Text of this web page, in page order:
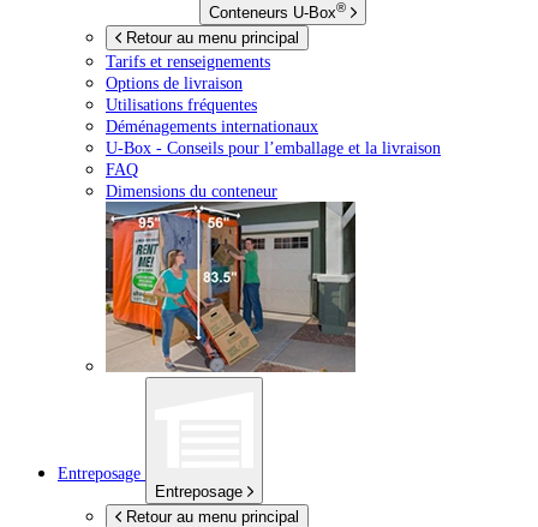
Conteneurs U-Box®
Retour au menu principal
Tarifs et renseignements
Options de livraison
Utilisations fréquentes
Déménagements internationaux
U-Box - Conseils pour l’emballage et la livraison
FAQ
Dimensions du conteneur
Entreposage
Entreposage
Retour au menu principal